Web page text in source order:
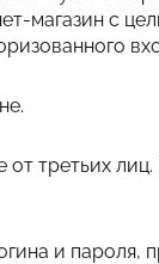
магазин с
от третьих
и пароля,